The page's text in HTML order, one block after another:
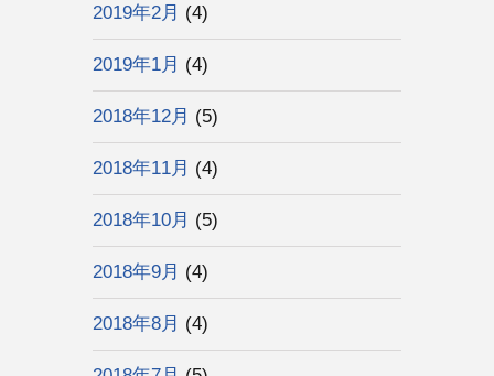
2019年2月 (4)
2019年1月 (4)
2018年12月 (5)
2018年11月 (4)
2018年10月 (5)
2018年9月 (4)
2018年8月 (4)